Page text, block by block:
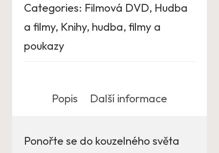
Categories: Filmová DVD, Hudba
a filmy, Knihy, hudba, filmy a
poukazy
Popis Další informace
Ponořte se do kouzelného světa